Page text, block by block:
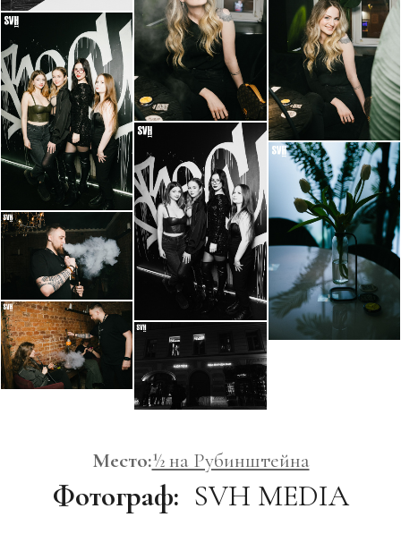
Место:½ на Рубинштейна
Фотограф: SVH MEDIA